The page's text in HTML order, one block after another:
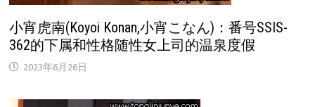
小宵虎南(Koyoi Konan,小宵こなん)：番号SSIS-
362的下属和性格随性女上司的温泉度假
2023年6月26日